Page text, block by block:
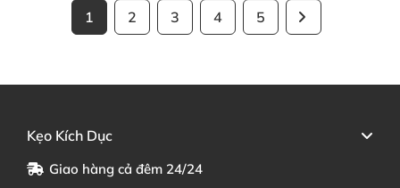
1 2 3 4 5
Kẹo Kích Dục
Giao hàng cả đêm 24/24